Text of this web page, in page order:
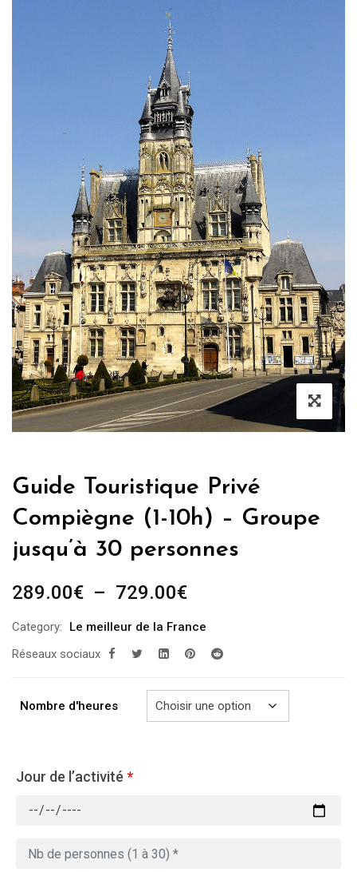
Guide Touristique Privé
Compiègne (1-10h) – Groupe
jusqu’à 30 personnes
289.00€ – 729.00€Plage
prix :
289.00€
729.00€
Category:
Le meilleur de la France
Réseaux sociaux
Nombre d'heures
Jour de l’activité *